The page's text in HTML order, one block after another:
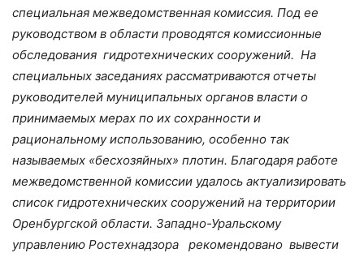
специальная межведомственная комиссия. Под ее
руководством в области проводятся комиссионные
обследования гидротехнических сооружений. На
специальных заседаниях рассматриваются отчеты
руководителей муниципальных органов власти о
принимаемых мерах по их сохранности и
рациональному использованию, особенно так
называемых «бесхозяйных» плотин. Благодаря работе
межведомственной комиссии удалось актуализировать
список гидротехнических сооружений на территории
Оренбургской области. Западно-Уральскому
управлению Ростехнадзора рекомендовано вывести